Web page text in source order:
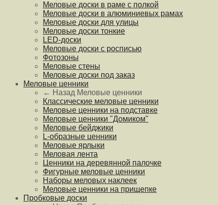
Меловые доски в раме с полкой
Меловые доски в алюминиевых рамах
Меловые доски для улицы
Меловые доски тонкие
LED-доски
Меловые доски с росписью
Фотозоны
Меловые стены
Меловые доски под заказ
Меловые ценники
← Назад Меловые ценники
Классические меловые ценники
Меловые ценники на подставке
Меловые ценники "Домиком"
Меловые бейджики
L-образные ценники
Меловые ярлыки
Меловая лента
Ценники на деревянной палочке
Фигурные меловые ценники
Наборы меловых наклеек
Меловые ценники на прищепке
Пробковые доски